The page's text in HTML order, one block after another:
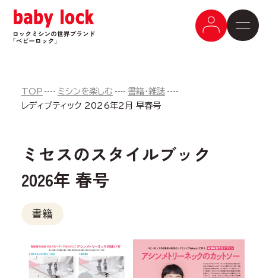
TOP ミシンを楽しむ
書籍・雑誌
レディブティック 2026年2月 早春号
ミセスのスタイルブック
2026年 春号
書籍